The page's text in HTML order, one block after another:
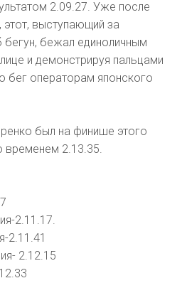
2.09.27. Уже после
этот, выступающий за
бегун, бежал единоличным
и демонстрируя пальцами
бег операторам японского
был на финише этого
2.13.35.
2.11.17.
2.11.41
2.12.15